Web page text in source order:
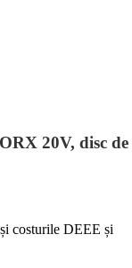
20V, disc de
costurile DEEE și